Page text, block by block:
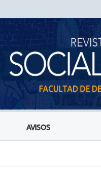
AVISOS